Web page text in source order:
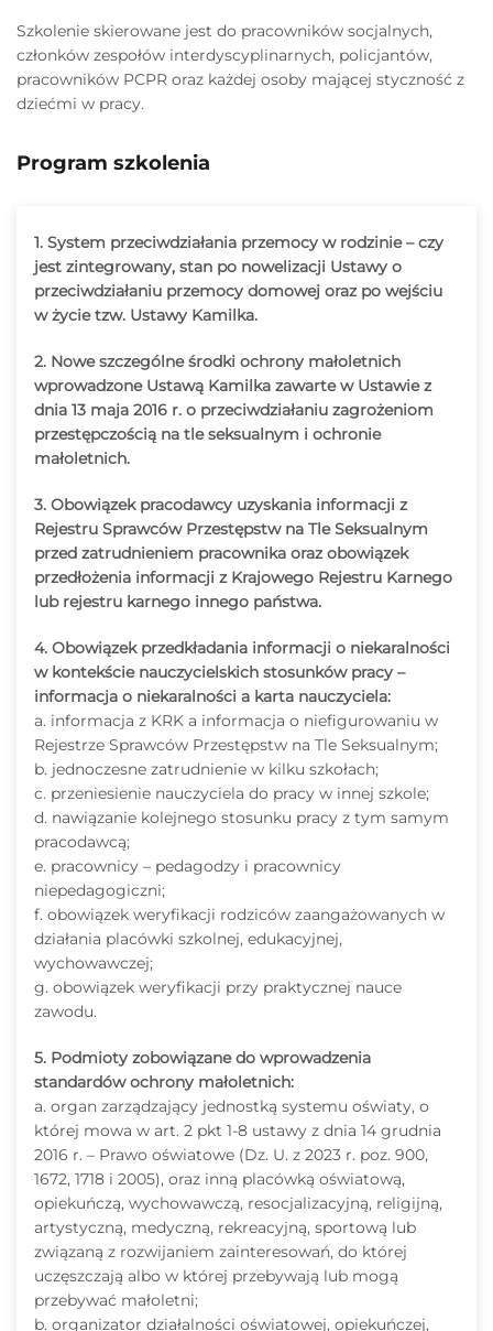
Szkolenie skierowane jest do pracowników socjalnych,
członków zespołów interdyscyplinarnych, policjantów,
pracowników PCPR oraz każdej osoby mającej styczność z
dziećmi w pracy.
Program szkolenia
1. System przeciwdziałania przemocy w rodzinie – czy
jest zintegrowany, stan po nowelizacji Ustawy o
przeciwdziałaniu przemocy domowej oraz po wejściu
w życie tzw. Ustawy Kamilka.
2. Nowe szczególne środki ochrony małoletnich
wprowadzone Ustawą Kamilka zawarte w Ustawie z
dnia 13 maja 2016 r. o przeciwdziałaniu zagrożeniom
przestępczością na tle seksualnym i ochronie
małoletnich.
3. Obowiązek pracodawcy uzyskania informacji z
Rejestru Sprawców Przestępstw na Tle Seksualnym
przed zatrudnieniem pracownika oraz obowiązek
przedłożenia informacji z Krajowego Rejestru Karnego
lub rejestru karnego innego państwa.
4. Obowiązek przedkładania informacji o niekaralności
w kontekście nauczycielskich stosunków pracy –
informacja o niekaralności a karta nauczyciela:
a. informacja z KRK a informacja o niefigurowaniu w
Rejestrze Sprawców Przestępstw na Tle Seksualnym;
b. jednoczesne zatrudnienie w kilku szkołach;
c. przeniesienie nauczyciela do pracy w innej szkole;
d. nawiązanie kolejnego stosunku pracy z tym samym
pracodawcą;
e. pracownicy – pedagodzy i pracownicy
niepedagogiczni;
f. obowiązek weryfikacji rodziców zaangażowanych w
działania placówki szkolnej, edukacyjnej,
wychowawczej;
g. obowiązek weryfikacji przy praktycznej nauce
zawodu.
5. Podmioty zobowiązane do wprowadzenia
standardów ochrony małoletnich:
a. organ zarządzający jednostką systemu oświaty, o
której mowa w art. 2 pkt 1-8 ustawy z dnia 14 grudnia
2016 r. – Prawo oświatowe (Dz. U. z 2023 r. poz. 900,
1672, 1718 i 2005), oraz inną placówką oświatową,
opiekuńczą, wychowawczą, resocjalizacyjną, religijną,
artystyczną, medyczną, rekreacyjną, sportową lub
związaną z rozwijaniem zainteresowań, do której
uczęszczają albo w której przebywają lub mogą
przebywać małoletni;
b. organizator działalności oświatowej, opiekuńczej,